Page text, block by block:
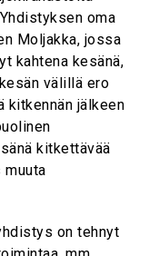
oma
Moljakka, jossa
kahtena kesänä,
välillä ero
kitkennän jälkeen
kitkettävää
muuta
on tehnyt